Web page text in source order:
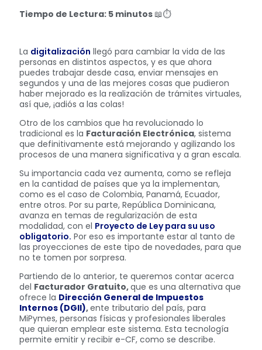
Tiempo de Lectura: 5 minutos 📖⏱
La digitalización llegó para cambiar la vida de las
personas en distintos aspectos, y es que ahora
puedes trabajar desde casa, enviar mensajes en
segundos y una de las mejores cosas que pudieron
haber mejorado es la realización de trámites virtuales,
así que, ¡adiós a las colas!
Otro de los cambios que ha revolucionado lo
tradicional es la Facturación Electrónica, sistema
que definitivamente está mejorando y agilizando los
procesos de una manera significativa y a gran escala.
Su importancia cada vez aumenta, como se refleja
en la cantidad de países que ya la implementan,
como es el caso de Colombia, Panamá, Ecuador,
entre otros. Por su parte, República Dominicana,
avanza en temas de regularización de esta
modalidad, con el Proyecto de Ley para su uso
obligatorio. Por eso es importante estar al tanto de
las proyecciones de este tipo de novedades, para que
no te tomen por sorpresa.
Partiendo de lo anterior, te queremos contar acerca
del Facturador Gratuito,que es una alternativa que
ofrece la Dirección General de Impuestos
Internos (DGII),ente tributario del país, para
MiPymes, personas físicas y profesionales liberales
que quieran emplear este sistema. Esta tecnología
permite emitir y recibir e-CF, como se describe.